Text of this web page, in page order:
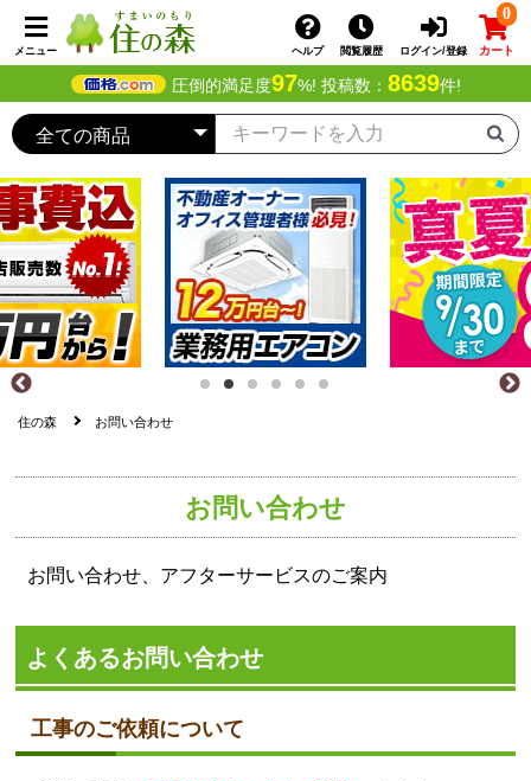
メニュー ヘルプ 閲覧履歴 ログイン/登録
0
カート
圧倒的満足度97%! 投稿数： 8639件!
住の森 お問い合わせ
お問い合わせ
お問い合わせ、アフターサービスのご案内
よくあるお問い合わせ
工事のご依頼について